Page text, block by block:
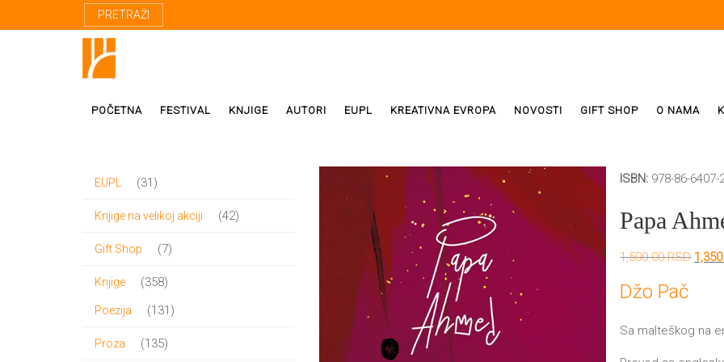
PRETRAŽI
POČETNA FESTIVAL KNJIGE AUTORI
Učesnici festivala
EUPL KREATIVNA EVROPA NOVOSTI GIFT SHOP O NAMA
ISBN: 978-86-6407-
Papa
1,500.00RSD
Džo Pač
Sa malteškog na
EUPL 3131
Knjige na velikoj akciji 4242
Gift Shop 77
Knjige 358358
proizvoda
Poezija 131131
Proza 135135